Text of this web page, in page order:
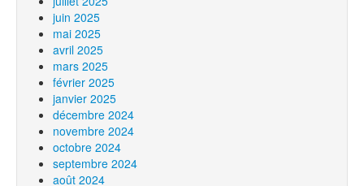
juin 2025
mai 2025
avril 2025
mars 2025
février 2025
janvier 2025
décembre 2024
novembre 2024
octobre 2024
septembre 2024
août 2024